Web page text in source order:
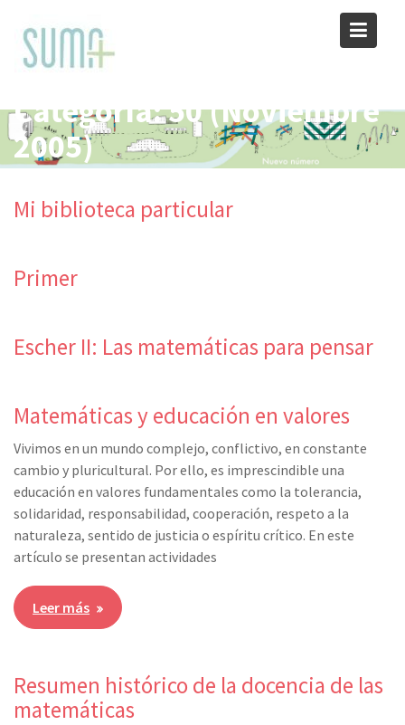
content
Categoría:50 (Noviembre
2005)
Mi biblioteca particular
Primer
Escher II: Las matemáticas para pensar
Matemáticas y educación en valores
Vivimos en un mundo complejo, conflictivo, en constante
cambio y pluricultural. Por ello, es imprescindible una
educación en valores fundamentales como la tolerancia,
solidaridad, responsabilidad, cooperación, respeto a la
naturaleza, sentido de justicia o espíritu crítico. En este
artículo se presentan actividades
Leer más
Resumen histórico de la docencia de las
matemáticas